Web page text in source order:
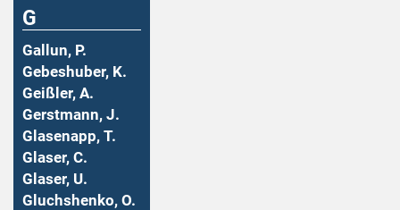
G
Gallun, P.
Gebeshuber, K.
Geißler, A.
Gerstmann, J.
Glasenapp, T.
Glaser, C.
Glaser, U.
Gluchshenko, O.